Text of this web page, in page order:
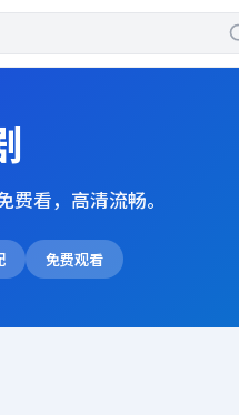
看，高清流畅。
免费观看